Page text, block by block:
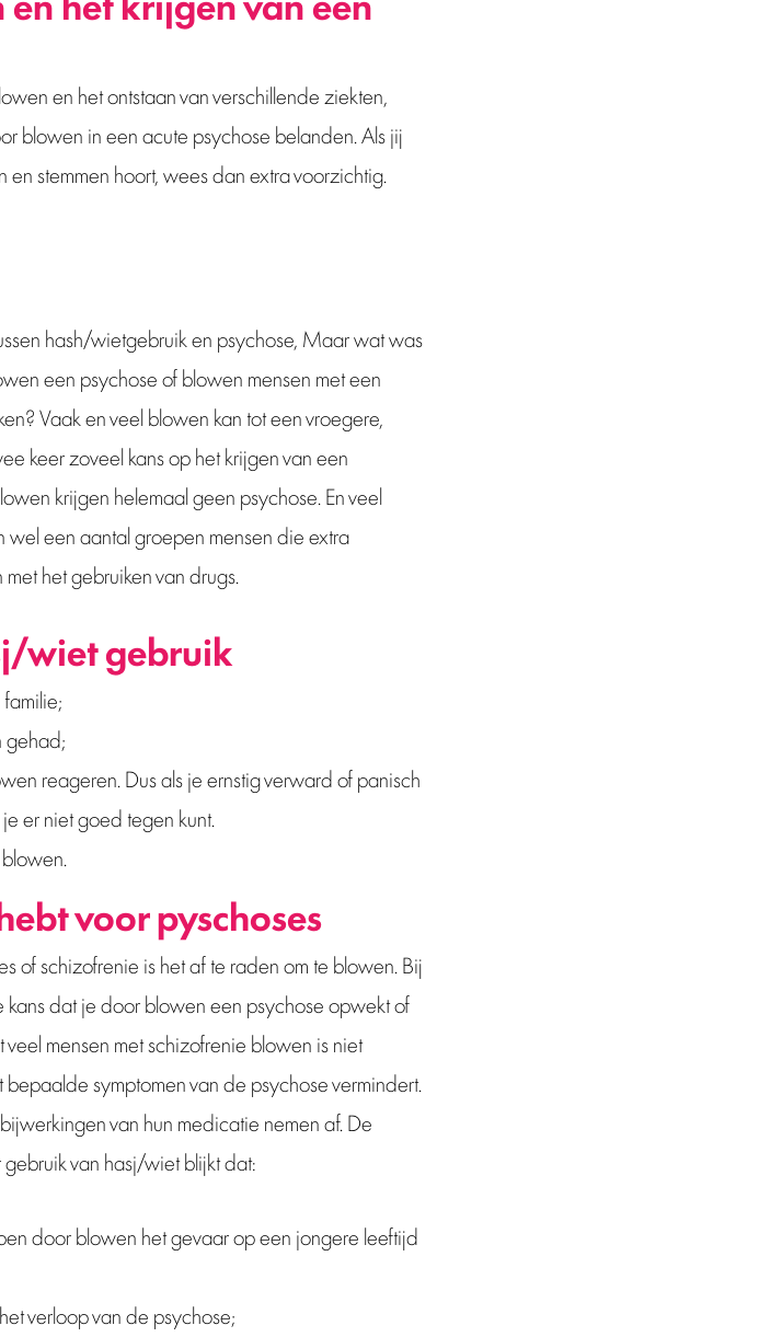
en het ontstaan van verschillende ziekten,
blowen in een acute psychose belanden. Als jij
stemmen hoort, wees dan extra voorzichtig.
hash/wietgebruik en psychose, Maar wat was
een psychose of blowen mensen met een
Vaak en veel blowen kan tot een vroegere,
keer zoveel kans op het krijgen van een
krijgen helemaal geen psychose. En veel
wel een aantal groepen mensen die extra
het gebruiken van drugs.
wiet gebruik
gehad;
reageren. Dus als je ernstig verward of panisch
er niet goed tegen kunt.
voor pyschoses
of schizofrenie is het af te raden om te blowen. Bij
dat je door blowen een psychose opwekt of
mensen met schizofrenie blowen is niet
symptomen van de psychose vermindert.
van hun medicatie nemen af. De
van hasj/wiet blijkt dat:
door blowen het gevaar op een jongere leeftijd
verloop van de psychose;